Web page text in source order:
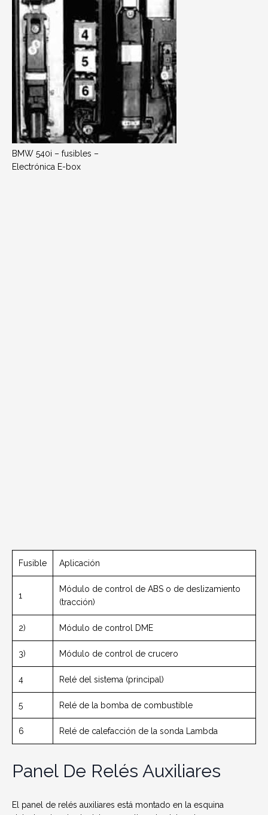
BMW 540i – fusibles –
Electrónica E-box
Fusible Aplicación
1
Módulo de control de ABS o de deslizamiento
(tracción)
2) Módulo de control DME
3) Módulo de control de crucero
4 Relé del sistema (principal)
5 Relé de la bomba de combustible
6 Relé de calefacción de la sonda Lambda
Panel De Relés Auxiliares
El panel de relés auxiliares está montado en la esquina